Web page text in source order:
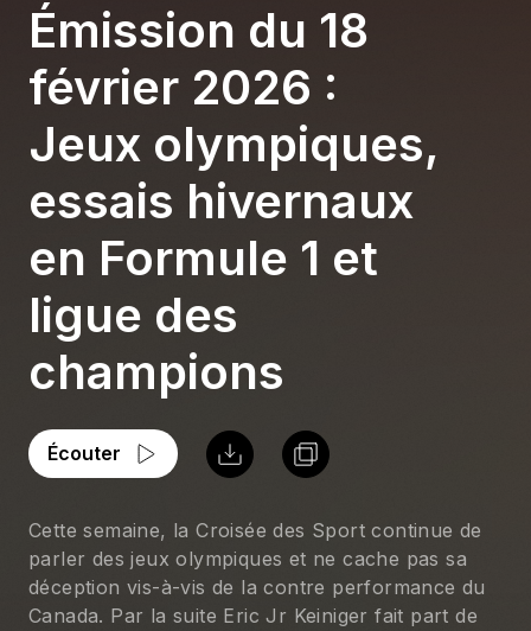
Émission du 18
février 2026 :
Jeux olympiques,
essais hivernaux
en Formule 1 et
ligue des
champions
Écouter
Cette semaine, la Croisée des Sport continue de
parler des jeux olympiques et ne cache pas sa
déception vis-à-vis de la contre performance du
Canada. Par la suite Eric Jr Keiniger fait part de